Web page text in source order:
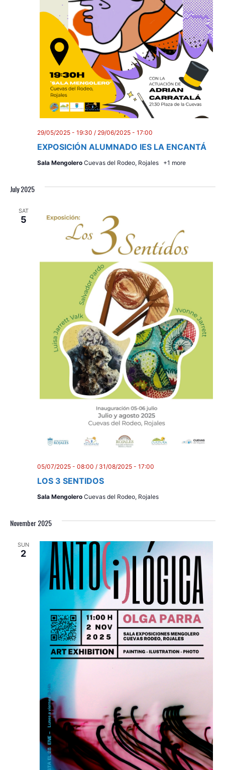
EXPOSICIÓN ALUMNADO IES LA ENCANTÁ
29/05/2025 - 19:30 / 29/06/2025 - 17:00
Sala Mengolero Cuevas del Rodeo, Rojales +1 more
July 2025
SAT
5
LOS 3 SENTIDOS
05/07/2025 - 08:00 / 31/08/2025 - 17:00
Sala Mengolero Cuevas del Rodeo, Rojales
November 2025
SUN
2